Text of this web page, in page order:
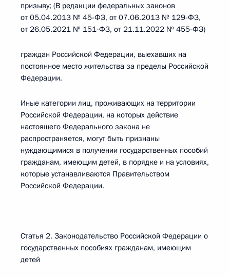
призыву; (В редакции федеральных законов
от 05.04.2013 № 45-ФЗ, от 07.06.2013 № 129-ФЗ,
от 26.05.2021 № 151-ФЗ, от 21.11.2022 № 455-ФЗ)
граждан Российской Федерации, выехавших на
постоянное место жительства за пределы Российской
Федерации.
Иные категории лиц, проживающих на территории
Российской Федерации, на которых действие
настоящего Федерального закона не
распространяется, могут быть признаны
нуждающимися в получении государственных пособий
гражданам, имеющим детей, в порядке и на условиях,
которые устанавливаются Правительством
Российской Федерации.
Статья 2. Законодательство Российской Федерации о
государственных пособиях гражданам, имеющим
детей